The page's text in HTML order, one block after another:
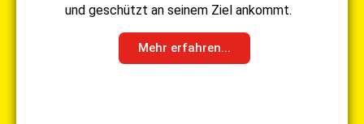
und geschützt an seinem Ziel ankommt.
Mehr erfahren...